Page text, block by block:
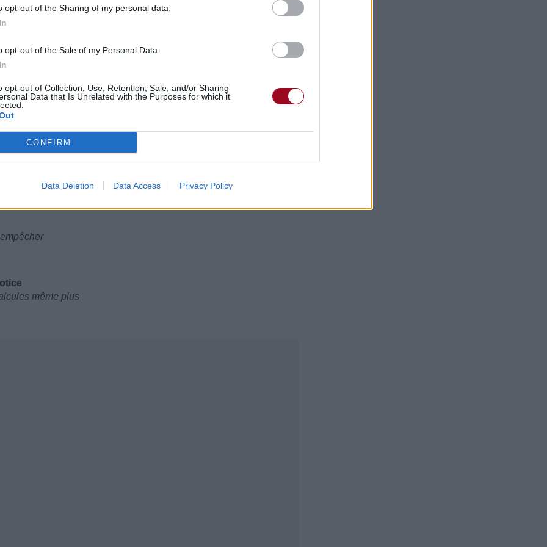
opt-out of the Sharing of my personal data.
opt-out of the Sale of my Personal Data.
opt-out of Collection, Use, Retention, Sale, and/or Sharing
Data that Is Unrelated with the Purposes for which it
CONFIRM
Data Deletion Data Access Privacy Policy
you miss me
manque, que je te manque
même plus